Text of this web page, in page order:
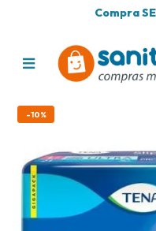
Compra
-10%